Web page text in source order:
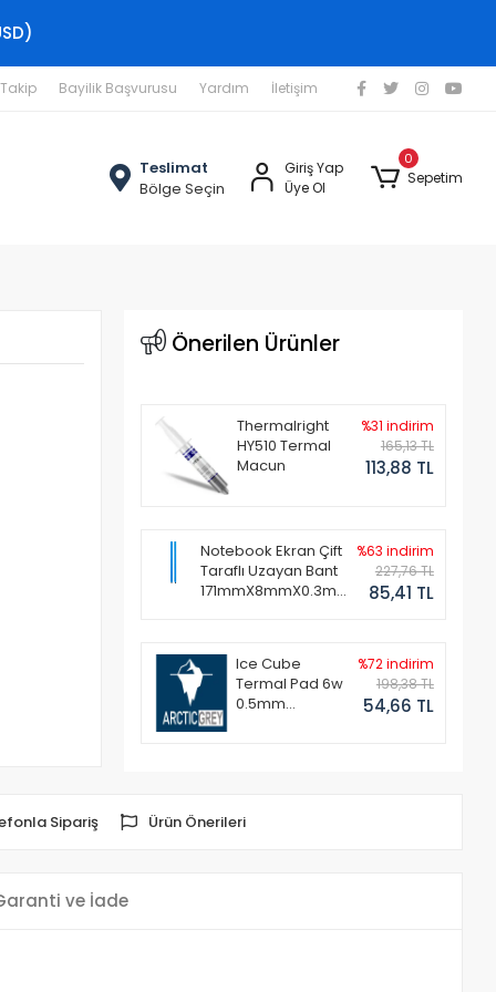
Bayilik Başvurusu Yardım İletişim
Teslimat
Bölge Seçin
Giriş Yap
Üye Ol
0
Sepetim
Önerilen Ürünler
Thermalright
HY510 Termal
Macun
%31 indirim
165,13 TL
113,88 TL
Notebook Ekran Çift
Taraflı Uzayan Bant
171mmX8mmX0.3mm
%63 indirim
227,76 TL
85,41 TL
Ice Cube
Termal Pad 6w
0.5mm
%72 indirim
198,38 TL
54,66 TL
Sipariş Ürün Önerileri
ve İade